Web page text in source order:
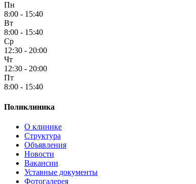
Пн
8:00 - 15:40
Вт
8:00 - 15:40
Ср
12:30 - 20:00
Чт
12:30 - 20:00
Пт
8:00 - 15:40
Поликлиника
О клинике
Структура
Объявления
Новости
Вакансии
Уставные документы
Фотогалерея